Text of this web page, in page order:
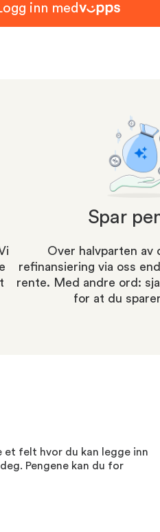
inn med
Spar
Over halvparten av
refinansiering via oss
rente. Med andre ord:
for at du
et felt hvor du kan legge inn
Pengene kan du for